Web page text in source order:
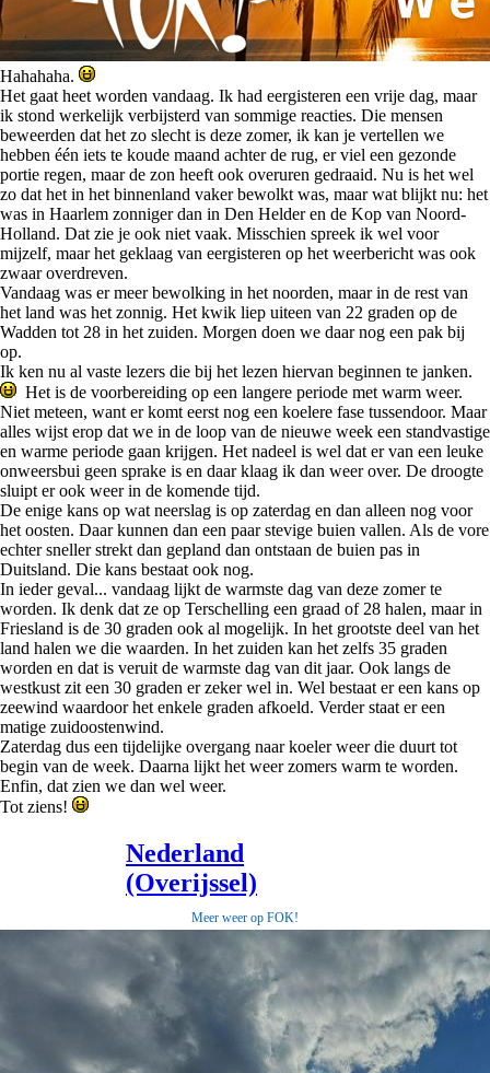
Hahahaha.
Het gaat heet worden vandaag. Ik had eergisteren een vrije dag, maar
ik stond werkelijk verbijsterd van sommige reacties. Die mensen
beweerden dat het zo slecht is deze zomer, ik kan je vertellen we
hebben één iets te koude maand achter de rug, er viel een gezonde
portie regen, maar de zon heeft ook overuren gedraaid. Nu is het wel
zo dat het in het binnenland vaker bewolkt was, maar wat blijkt nu: het
was in Haarlem zonniger dan in Den Helder en de Kop van Noord-
Holland. Dat zie je ook niet vaak. Misschien spreek ik wel voor
mijzelf, maar het geklaag van eergisteren op het weerbericht was ook
zwaar overdreven.
Vandaag was er meer bewolking in het noorden, maar in de rest van
het land was het zonnig. Het kwik liep uiteen van 22 graden op de
Wadden tot 28 in het zuiden. Morgen doen we daar nog een pak bij
op.
Ik ken nu al vaste lezers die bij het lezen hiervan beginnen te janken.
Het is de voorbereiding op een langere periode met warm weer.
Niet meteen, want er komt eerst nog een koelere fase tussendoor. Maar
alles wijst erop dat we in de loop van de nieuwe week een standvastige
en warme periode gaan krijgen. Het nadeel is wel dat er van een leuke
onweersbui geen sprake is en daar klaag ik dan weer over. De droogte
sluipt er ook weer in de komende tijd.
De enige kans op wat neerslag is op zaterdag en dan alleen nog voor
het oosten. Daar kunnen dan een paar stevige buien vallen. Als de vore
echter sneller strekt dan gepland dan ontstaan de buien pas in
Duitsland. Die kans bestaat ook nog.
In ieder geval... vandaag lijkt de warmste dag van deze zomer te
worden. Ik denk dat ze op Terschelling een graad of 28 halen, maar in
Friesland is de 30 graden ook al mogelijk. In het grootste deel van het
land halen we die waarden. In het zuiden kan het zelfs 35 graden
worden en dat is veruit de warmste dag van dit jaar. Ook langs de
westkust zit een 30 graden er zeker wel in. Wel bestaat er een kans op
zeewind waardoor het enkele graden afkoeld. Verder staat er een
matige zuidoostenwind.
Zaterdag dus een tijdelijke overgang naar koeler weer die duurt tot
begin van de week. Daarna lijkt het weer zomers warm te worden.
Enfin, dat zien we dan wel weer.
Tot ziens!
Meer weer op FOK!